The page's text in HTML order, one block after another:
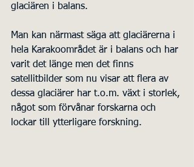
glaciären i balans.
Man kan närmast säga att glaciärerna i
hela Karakoområdet är i balans och har
varit det länge men det finns
satellitbilder som nu visar att flera av
dessa glaciärer har t.o.m. växt i storlek,
något som förvånar forskarna och
lockar till ytterligare forskning.